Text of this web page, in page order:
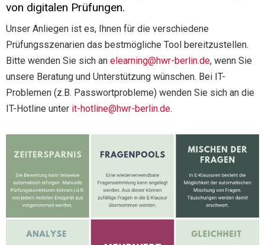
von digitalen Prüfungen.
Unser Anliegen ist es, Ihnen für die verschiedene
Prüfungsszenarien das bestmögliche Tool bereitzustellen.
Bitte wenden Sie sich an elearning@hwr-berlin.de, wenn Sie
unsere Beratung und Unterstützung wünschen. Bei IT-
Problemen (z.B. Passwortprobleme) wenden Sie sich an die
IT-Hotline unter it-hotline@hwr-berlin.de.